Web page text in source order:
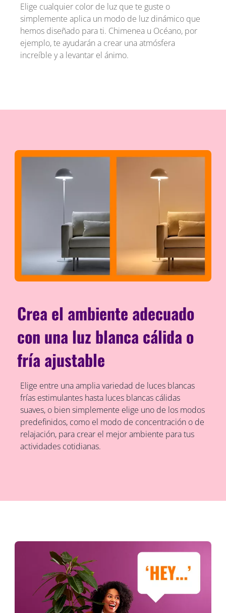
Elige cualquier color de luz que te guste o
simplemente aplica un modo de luz dinámico que
hemos diseñado para ti. Chimenea u Océano, por
ejemplo, te ayudarán a crear una atmósfera
increíble y a levantar el ánimo.
Crea el ambiente adecuado
con una luz blanca cálida o
fría ajustable
Elige entre una amplia variedad de luces blancas
frías estimulantes hasta luces blancas cálidas
suaves, o bien simplemente elige uno de los modos
predefinidos, como el modo de concentración o de
relajación, para crear el mejor ambiente para tus
actividades cotidianas.